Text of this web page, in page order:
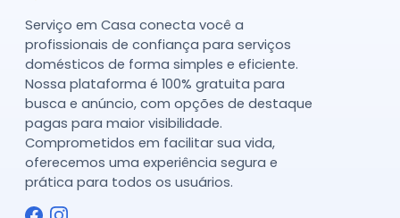
Serviço em Casa conecta você a
profissionais de confiança para serviços
domésticos de forma simples e eficiente.
Nossa plataforma é 100% gratuita para
busca e anúncio, com opções de destaque
pagas para maior visibilidade.
Comprometidos em facilitar sua vida,
oferecemos uma experiência segura e
prática para todos os usuários.